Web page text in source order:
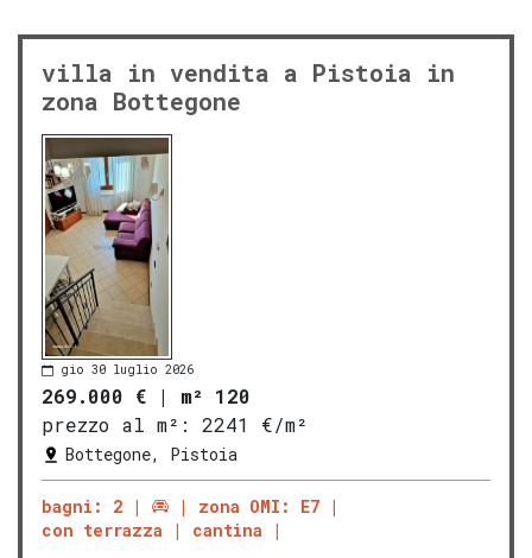
villa in vendita a Pistoia in
zona Bottegone
gio 30 luglio 2026
269.000 € | m² 120
prezzo al m²:
2241 €/m²
Bottegone, Pistoia
bagni: 2
zona OMI: E7
con terrazza
cantina